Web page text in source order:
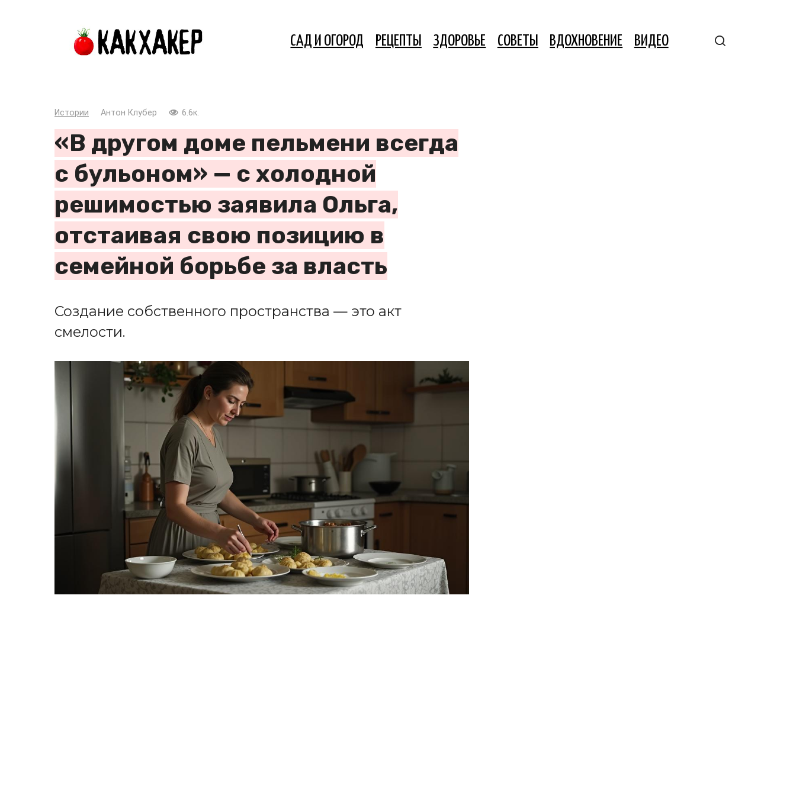
САД И ОГОРОД РЕЦЕПТЫ ЗДОРОВЬЕ СОВЕТЫ ВДОХНОВЕНИЕ ВИДЕО
Истории Антон Клубер 6.6к.
«В другом доме пельмени всегда
с бульоном» — с холодной
решимостью заявила Ольга,
отстаивая свою позицию в
семейной борьбе за власть
Создание собственного пространства — это акт
смелости.